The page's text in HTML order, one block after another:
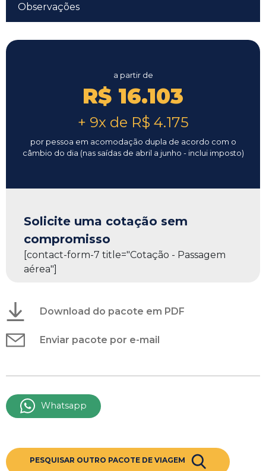
Observações
a partir de
R$ 16.103
+ 9x de R$ 4.175
por pessoa em acomodação dupla de acordo com o
câmbio do dia (nas saídas de abril a junho - inclui imposto)
Solicite uma cotação sem
compromisso
[contact-form-7 title="Cotação - Passagem
aérea"]
Download do pacote em PDF
Enviar pacote por e-mail
Whatsapp
PESQUISAR OUTRO PACOTE DE VIAGEM